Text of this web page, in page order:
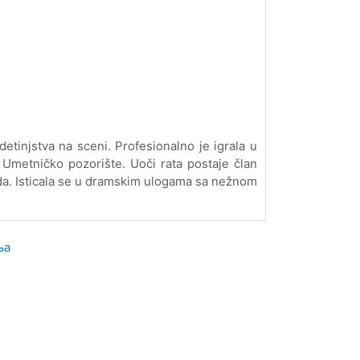
na sceni. Profesionalno je igrala u
pozorište. Uoči rata postaje član
Isticala se u dramskim ulogama sa nežnom